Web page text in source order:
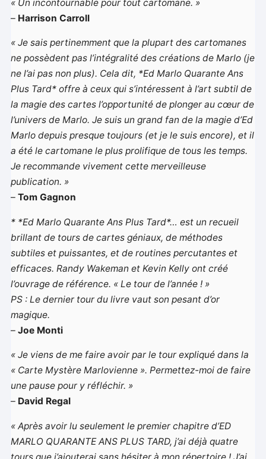
« Un incontournable pour tout cartomane. »
– Harrison Carroll
« Je sais pertinemment que la plupart des cartomanes
ne possèdent pas l’intégralité des créations de Marlo (je
ne l’ai pas non plus). Cela dit, *Ed Marlo Quarante Ans
Plus Tard* offre à ceux qui s’intéressent à l’art subtil de
la magie des cartes l’opportunité de plonger au cœur de
l’univers de Marlo. Je suis un grand fan de la magie d’Ed
Marlo depuis presque toujours (et je le suis encore), et il
a été le cartomane le plus prolifique de tous les temps.
Je recommande vivement cette merveilleuse
publication. »
–Tom Gagnon
* *Ed Marlo Quarante Ans Plus Tard*… est un recueil
brillant de tours de cartes géniaux, de méthodes
subtiles et puissantes, et de routines percutantes et
efficaces. Randy Wakeman et Kevin Kelly ont créé
l’ouvrage de référence. « Le tour de l’année ! »
PS : Le dernier tour du livre vaut son pesant d’or
magique.
–Joe Monti
« Je viens de me faire avoir par le tour expliqué dans la
« Carte Mystère Marlovienne ». Permettez-moi de faire
une pause pour y réfléchir. »
– David Regal
« Après avoir lu seulement le premier chapitre d’ED
MARLO QUARANTE ANS PLUS TARD, j’ai déjà quatre